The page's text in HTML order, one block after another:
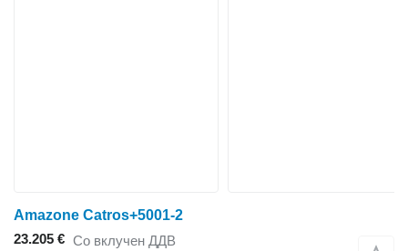
Amazone Catros+5001-2
23.205 € Со вклучен ДДВ